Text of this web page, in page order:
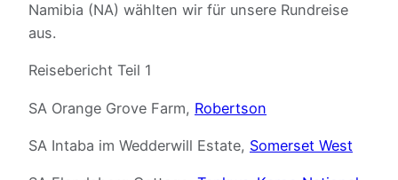
Namibia (NA) wählten wir für unsere Rundreise
aus.
Reisebericht Teil 1
SA Orange Grove Farm, Robertson
SA Intaba im Wedderwill Estate, Somerset West